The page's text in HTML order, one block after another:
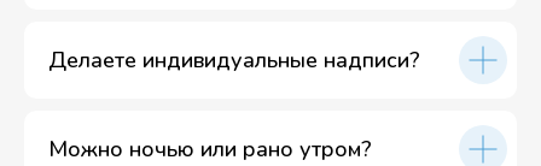
Делаете индивидуальные надписи?
Можно ночью или рано утром?